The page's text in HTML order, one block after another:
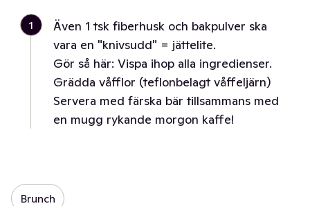
1
Även 1 tsk fiberhusk och bakpulver ska
vara en "knivsudd" = jättelite.
Gör så här: Vispa ihop alla ingredienser.
Grädda våfflor (teflonbelagt våffeljärn)
Servera med färska bär tillsammans med
en mugg rykande morgon kaffe!
Brunch